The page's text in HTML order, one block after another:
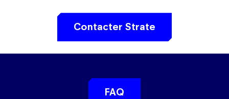
Contacter Strate
FAQ